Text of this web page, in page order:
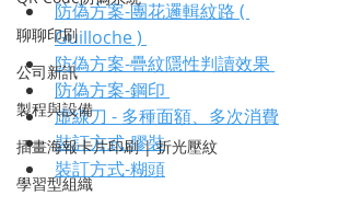
聊聊印刷
公司新訊
製程與設備
插畫海報卡片印刷 | 折光壓紋
學習型組織
防偽方案-團花邏輯紋路 (
Guilloche )
防偽方案-疊紋隱性判讀效果
防偽方案-鋼印
虛線刀 - 多種面額、多次消費
裝訂方式-膠裝
裝訂方式-糊頭